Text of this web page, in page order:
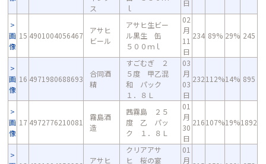
ス
ｌ
日
画
像
15 4901004056467
アサヒ
ビール
アサヒ生ビー
ル黒生 缶
５００ｍｌ
02
月
11
日
234 89% 29% 245
画
像
16 4971980688693
合同酒
精
すごむぎ ２
５度 甲乙混
和 パック
１．８Ｌ
03
月
03
日
232112%14% 895
画
像
17 4972776210081
霧島酒
造
茜霧島 ２５
度 乙 パッ
ク １．８Ｌ
01
月
30
日
216107%19%1892
アサヒ
クリアアサ
ヒ 桜の宴
01
月